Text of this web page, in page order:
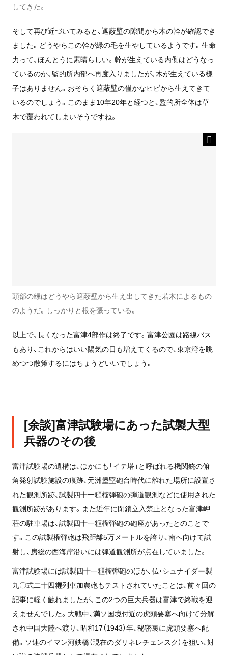
してきた。
そして再び近づいてみると、遮蔽壁の隙間から木の幹が確認でき
ました。どうやらこの幹が緑の毛を生やしているようです。生命
力って、ほんとうに素晴らしい。幹が生えている内側はどうなっ
ているのか、監的所内部へ再度入りましたが、木が生えている様
子はありません。おそらく遮蔽壁の僅かなヒビから生えてきて
いるのでしょう。このまま10年20年と経つと、監的所全体は草
木で覆われてしまいそうですね。
頭部の緑はどうやら遮蔽壁から生え出してきた若木によるもの
のようだ。しっかりと根を張っている。
以上で、長くなった富津4部作は終了です。富津公園は路線バス
もあり、これからはいい陽気の日も増えてくるので、東京湾を眺
めつつ散策するにはちょうどいいでしょう。
[余談]富津試験場にあった試製大型
兵器のその後
富津試験場の遺構は、ほかにも「イテ塔」と呼ばれる機関銃の俯
角発射試験施設の痕跡、元洲堡塁砲台時代に離れた場所に設置さ
れた観測所跡、試製四十一糎榴弾砲の弾道観測などに使用された
観測所跡があります。また近年に閉鎖立入禁止となった富津岬
荘の駐車場は、試製四十一糎榴弾砲の砲座があったとのことで
す。この試製榴弾砲は飛距離5万メートルを誇り、南へ向けて試
射し、房総の西海岸沿いには弾道観測所が点在していました。
富津試験場には試製四十一糎榴弾砲のほか、仏・シュナイダー製
九〇式二十四糎列車加農砲もテストされていたことは、前々回の
記事に軽く触れましたが、この2つの巨大兵器は富津で終戦を迎
えませんでした。大戦中、満ソ国境付近の虎頭要塞へ向けて分解
され中国大陸へ渡り、昭和17（1943）年、秘密裏に虎頭要塞へ配
備。ソ連のイマン河鉄橋（現在のダリネレチェンスク）を狙い、対